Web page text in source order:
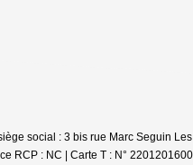
social : 3 bis rue Marc Seguin
RCP : NC | Carte T : N°